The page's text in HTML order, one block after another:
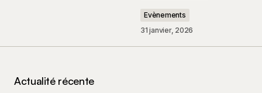
Evènements
31 janvier, 2026
Actualité récente